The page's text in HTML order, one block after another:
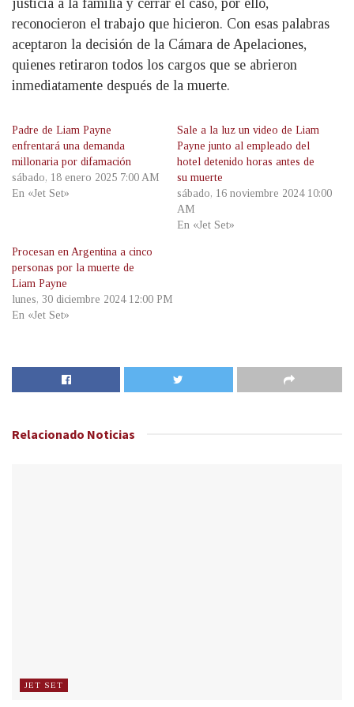
justicia a la familia y cerrar el caso, por ello,
reconocieron el trabajo que hicieron. Con esas palabras
aceptaron la decisión de la Cámara de Apelaciones,
quienes retiraron todos los cargos que se abrieron
inmediatamente después de la muerte.
Padre de Liam Payne
enfrentará una demanda
millonaria por difamación
sábado, 18 enero 2025 7:00 AM
En «Jet Set»
Sale a la luz un video de Liam
Payne junto al empleado del
hotel detenido horas antes de
su muerte
sábado, 16 noviembre 2024 10:00
AM
En «Jet Set»
Procesan en Argentina a cinco
personas por la muerte de
Liam Payne
lunes, 30 diciembre 2024 12:00 PM
En «Jet Set»
Relacionado Noticias
JET SET